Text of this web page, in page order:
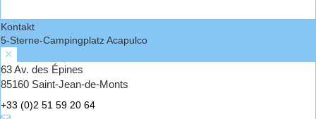
Kontakt
5-Sterne-Campingplatz Acapulco
63 Av. des Épines
85160 Saint-Jean-de-Monts
+33 (0)2 51 59 20 64